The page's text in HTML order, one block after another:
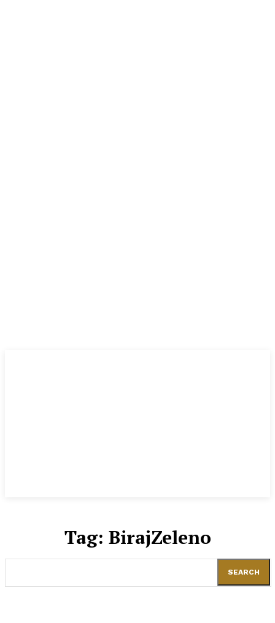
Tag: BirajZeleno
SEARCH